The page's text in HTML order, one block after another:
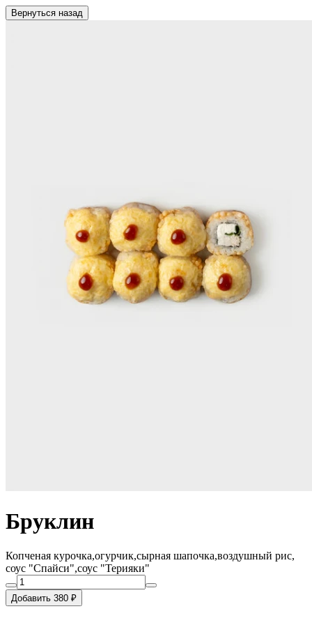
Вернуться назад
Бруклин
Копченая курочка,огурчик,сырная шапочка,воздушный рис,
соус "Спайси",соус "Терияки"
Добавить 380 ₽